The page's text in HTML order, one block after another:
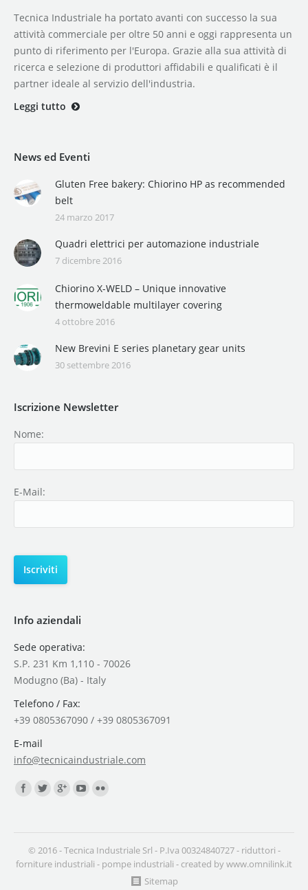
Tecnica Industriale ha portato avanti con successo la sua
attività commerciale per oltre 50 anni e oggi rappresenta un
punto di riferimento per l'Europa. Grazie alla sua attività di
ricerca e selezione di produttori affidabili e qualificati è il
partner ideale al servizio dell'industria.
Leggi tutto
News ed Eventi
Gluten Free bakery: Chiorino HP as recommended
belt
24 marzo 2017
Quadri elettrici per automazione industriale
7 dicembre 2016
Chiorino X-WELD – Unique innovative
thermoweldable multilayer covering
4 ottobre 2016
New Brevini E series planetary gear units
30 settembre 2016
Iscrizione Newsletter
Nome:
E-Mail:
Info aziendali
Sede operativa:
S.P. 231 Km 1,110 - 70026
Modugno (Ba) - Italy
Telefono / Fax:
+39 0805367090 / +39 0805367091
E-mail
info@tecnicaindustriale.com
Find us on:
© 2016 - Tecnica Industriale Srl - P.Iva 00324840727 - riduttori -
forniture industriali - pompe industriali - created bywww.omnilink.it
Sitemap